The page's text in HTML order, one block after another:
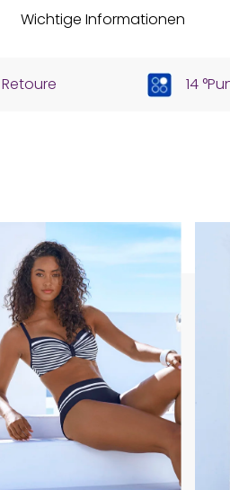
Wichtige Informationen
14